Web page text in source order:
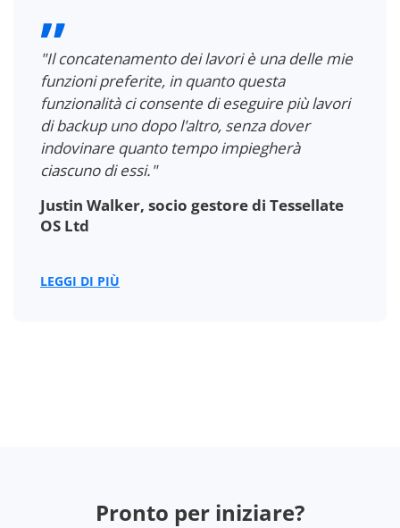
"Il concatenamento dei lavori è una delle mie
funzioni preferite, in quanto questa
funzionalità ci consente di eseguire più lavori
di backup uno dopo l'altro, senza dover
indovinare quanto tempo impiegherà
ciascuno di essi."
Justin Walker, socio gestore di Tessellate
OS Ltd
LEGGI DI PIÙ
Pronto per iniziare?